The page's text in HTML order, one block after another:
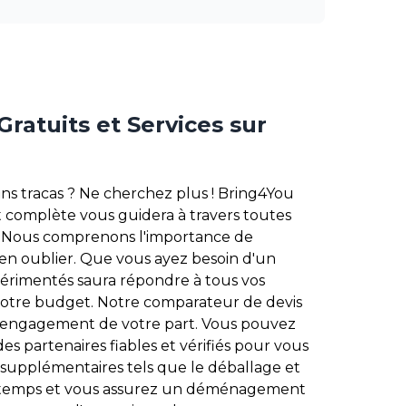
et Services sur
tracas ? Ne cherchez plus ! Bring4You
vous guidera à travers toutes
comprenons l'importance de
oublier. Que vous ayez besoin d'un
saura répondre à tous vos
budget. Notre comparateur de devis
de votre part. Vous pouvez
partenaires fiables et vérifiés pour vous
tels que le déballage et
et vous assurez un déménagement